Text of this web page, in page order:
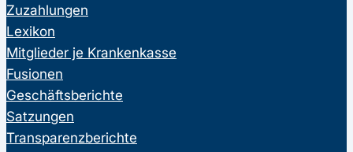
Zuzahlungen
Lexikon
Mitglieder je Krankenkasse
Fusionen
Geschäftsberichte
Satzungen
Transparenzberichte